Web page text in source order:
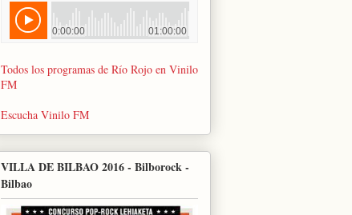
Todos los programas de Río Rojo en Vinilo
FM
Escucha Vinilo FM
VILLA DE BILBAO 2016 - Bilborock -
Bilbao